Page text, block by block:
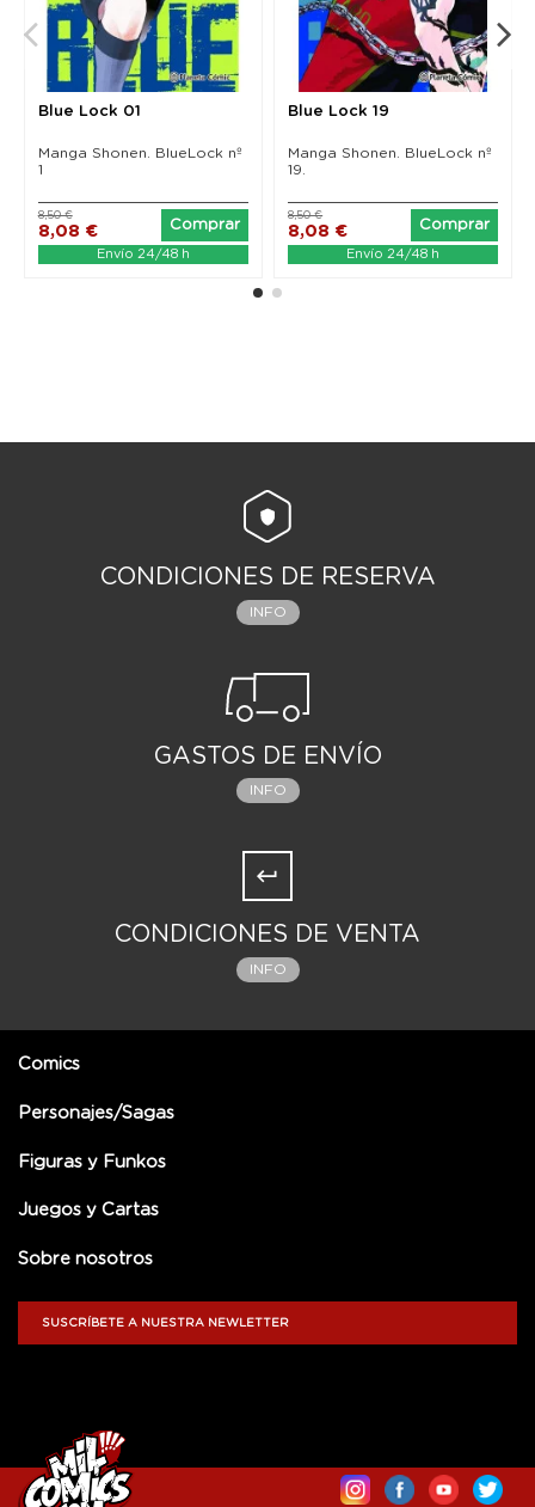
Blue Lock 01
Manga Shonen. BlueLock nº
1
8,08 €
8,50 €
Comprar
Envío 24/48 h
Blue Lock 19
Manga Shonen. BlueLock nº
19.
8,08 €
8,50 €
Comprar
Envío 24/48 h
CONDICIONES DE RESERVA
INFO
GASTOS DE ENVÍO
INFO
CONDICIONES DE VENTA
INFO
Comics
Personajes/Sagas
Figuras y Funkos
Juegos y Cartas
Sobre nosotros
SUSCRÍBETE A NUESTRA NEWLETTER